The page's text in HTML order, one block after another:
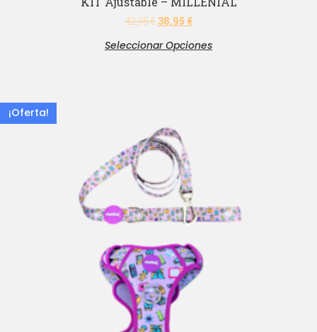
42,95€ 38,95 €
Seleccionar Opciones
¡Oferta!